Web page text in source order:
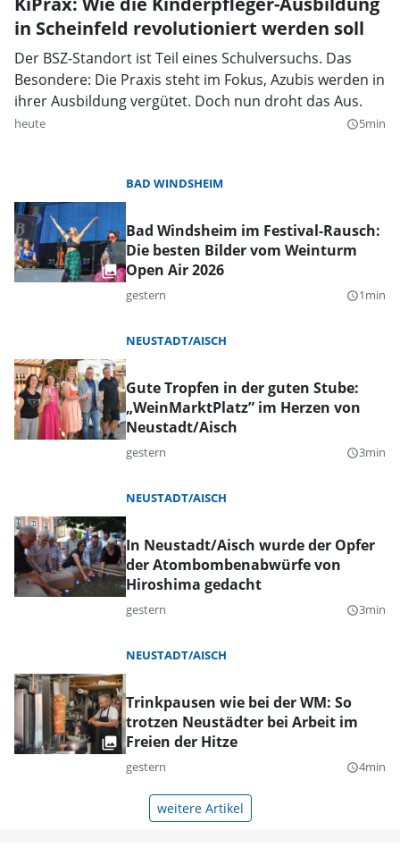
in Scheinfeld revolutioniert werden soll
Der BSZ-Standort ist Teil eines Schulversuchs. Das
Besondere: Die Praxis steht im Fokus, Azubis werden in
ihrer Ausbildung vergütet. Doch nun droht das Aus.
heute query_builder5min
BAD WINDSHEIM
Bad Windsheim im Festival-Rausch:
Die besten Bilder vom Weinturm
Open Air 2026
gestern query_builder1min
NEUSTADT/AISCH
Gute Tropfen in der guten Stube:
„WeinMarktPlatz” im Herzen von
Neustadt/Aisch
gestern query_builder3min
NEUSTADT/AISCH
In Neustadt/Aisch wurde der Opfer
der Atombombenabwürfe von
Hiroshima gedacht
gestern query_builder3min
NEUSTADT/AISCH
Trinkpausen wie bei der WM: So
trotzen Neustädter bei Arbeit im
Freien der Hitze
gestern query_builder4min
weitere Artikel